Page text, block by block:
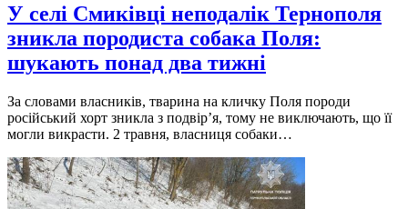
У селі Смиківці неподалік Тернополя
зникла породиста собака Поля:
шукають понад два тижні
За словами власників, тварина на кличку Поля породи
російський хорт зникла з подвір’я, тому не виключають, що її
могли викрасти. 2 травня, власниця собаки…